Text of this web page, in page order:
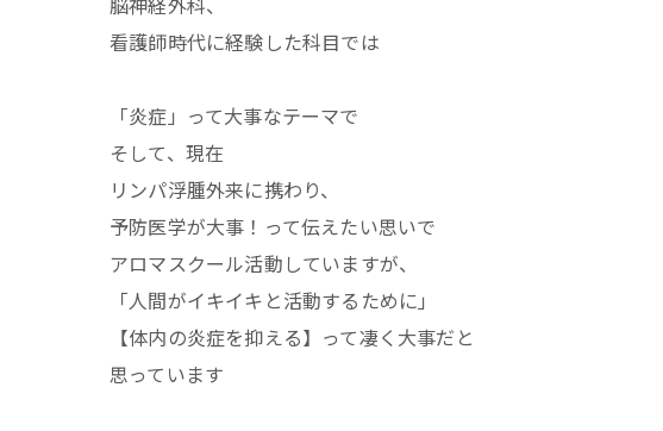
看護師時代に経験した科目では
「炎症」って大事なテーマで
そして、現在
リンパ浮腫外来に携わり、
予防医学が大事！って伝えたい思いで
アロマスクール活動していますが、
「人間がイキイキと活動するために」
【体内の炎症を抑える】って凄く大事だと
思っています